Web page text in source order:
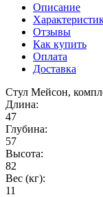
Описание
Отзывы
Как купить
Оплата
Доставка
Стул Мейсон,
Длина:
47
Глубина:
57
Высота:
82
Вес (кг):
11